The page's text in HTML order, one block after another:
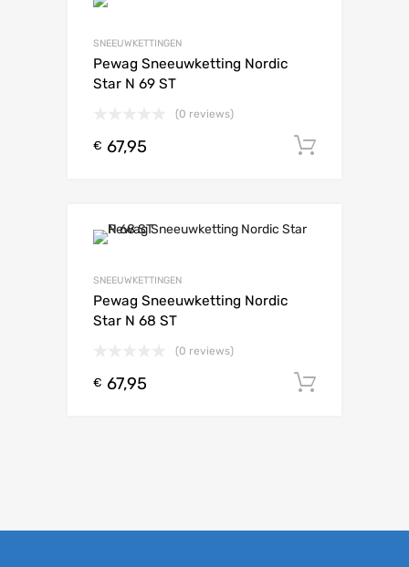
SNEEUWKETTINGEN
Pewag Sneeuwketting Nordic
Star N 69 ST
(0 reviews)
€ 67,95
SNEEUWKETTINGEN
Pewag Sneeuwketting Nordic
Star N 68 ST
(0 reviews)
€ 67,95